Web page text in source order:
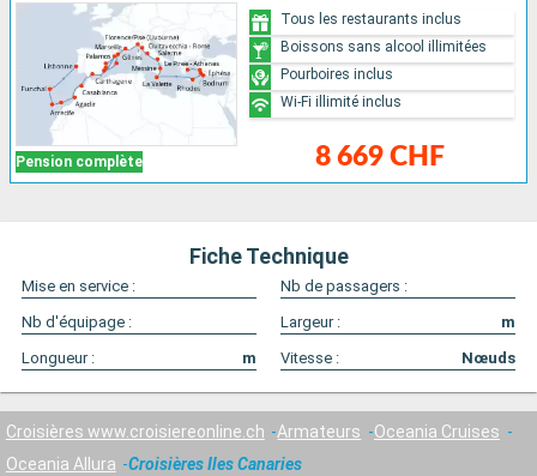
Pension complète 8 669 CHF
Tous les restaurants inclus
Boissons sans alcool illimitées
Pourboires inclus
Wi-Fi illimité inclus
Fiche Technique
Mise en service :
Nb de passagers :
Nb d'équipage :
Largeur :
m
Longueur :
m Vitesse : Nœuds
Croisières www.croisiereonline.ch Armateurs
Oceania Cruises
Oceania Allura
Croisières Iles Canaries